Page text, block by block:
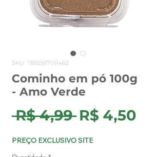
SKU: 7892617011462
Cominho em pó 100g
- Amo Verde
R$ 4,99 Preço
normal
R$ 4,50
PREÇO EXCLUSIVO SITE